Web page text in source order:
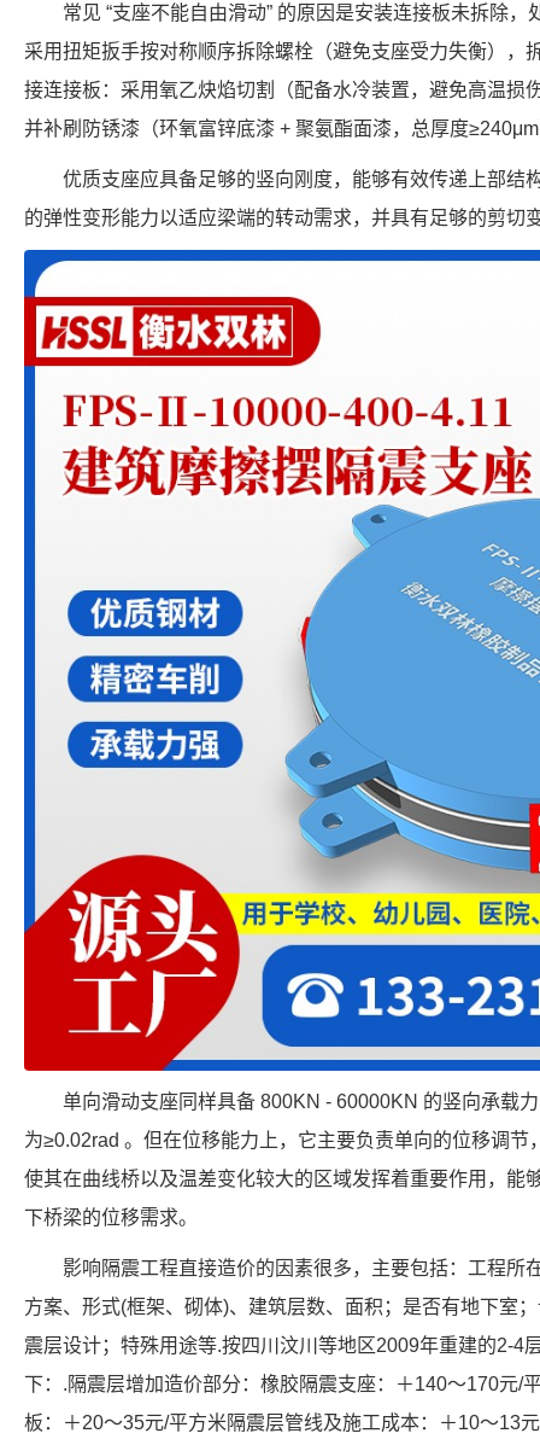
常见 “支座不能自由滑动” 的原因是安装连接板未拆除
采用扭矩扳手按对称顺序拆除螺栓（避免支座受力失衡），
接连接板：采用氧乙炔焰切割（配备水冷装置，避免高温损
并补刷防锈漆（环氧富锌底漆 + 聚氨酯面漆，总厚度
优质支座应具备足够的竖向刚度，能够有效传递上部结
的弹性变形能力以适应梁端的转动需求，并具有足够的剪切
单向滑动支座同样具备 800KN - 60000KN 的竖向承载
为≥0.02rad 。但在位移能力上，它主要负责单向的位移调节
使其在曲线桥以及温差变化较大的区域发挥着重要作用，能
下桥梁的位移需求。
影响隔震工程直接造价的因素很多，主要包括：工程所
方案、形式(框架、砌体)、建筑层数、面积；是否有地下室
震层设计；特殊用途等.按四川汶川等地区2009年重建的2-4
下：.隔震层增加造价部分：橡胶隔震支座：＋140～170元/
板：＋20～35元/平方米隔震层管线及施工成本：＋10～13